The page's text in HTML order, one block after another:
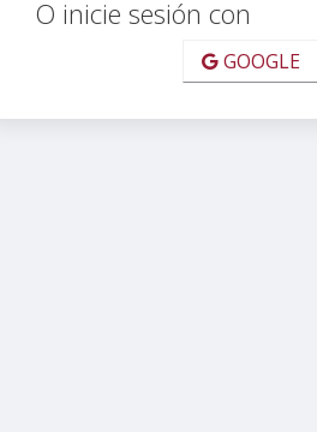
O inicie sesión con
GOOGLE